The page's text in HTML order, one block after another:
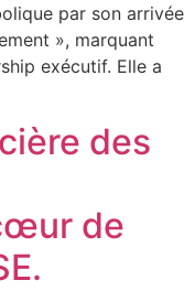
par son arrivée
», marquant
exécutif. Elle a
des
de